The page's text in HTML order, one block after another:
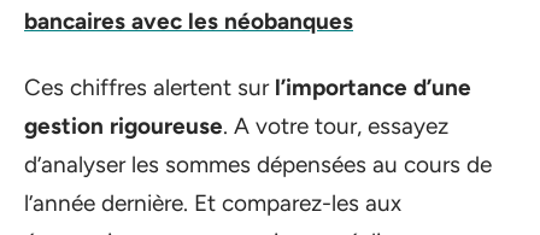
bancaires avec les néobanques
Ces chiffres alertent sur l’importance d’une
gestion rigoureuse. A votre tour, essayez
d’analyser les sommes dépensées au cours de
l’année dernière. Et comparez-les aux